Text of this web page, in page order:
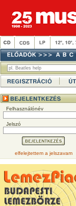
Felhasználónév
Jelszó
elfelejtettem a jelszavam